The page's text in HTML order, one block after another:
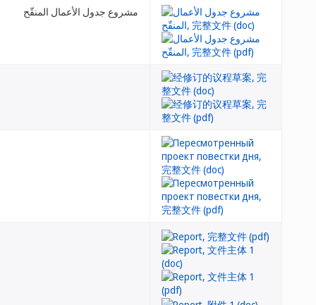
مشروع جدول الأعمال المنقّح